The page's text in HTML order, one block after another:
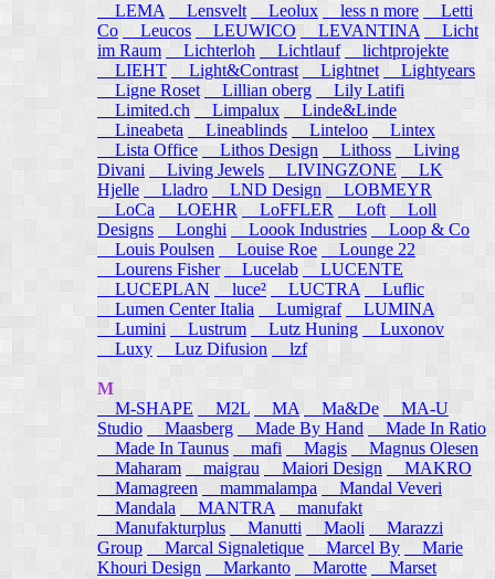
LEMA
Lensvelt Leolux less n more
Letti
Co
Leucos LEUWICO LEVANTINA
Licht
im Raum
Lichterloh Lichtlauf lichtprojekte
LIEHT
Light&Contrast Lightnet
Lightyears
Ligne Roset
Lillian oberg
Lily Latifi
Limited.ch
Limpalux
Linde&Linde
Lineabeta
Lineablinds Linteloo
Lintex
Lista Office Lithos Design Lithoss
Living
Divani
Living Jewels LIVINGZONE
LK
Hjelle
Lladro LND Design
LOBMEYR
LoCa
LOEHR LoFFLER Loft
Loll
Designs
Longhi Loook Industries
Loop & Co
Louis Poulsen
Louise Roe
Lounge 22
Lourens Fisher
Lucelab
LUCENTE
LUCEPLAN
luce² LUCTRA
Luflic
Lumen Center Italia
Lumigraf
LUMINA
Lumini
Lustrum Lutz Huning
Luxonov
Luxy
Luz Difusion lzf
M
M-SHAPE
M2L MA Ma&De
MA-U
Studio
Maasberg Made By Hand
Made In Ratio
Made In Taunus
mafi Magis
Magnus Olesen
Maharam
maigrau Maiori Design
MAKRO
Mamagreen
mammalampa
Mandal Veveri
Mandala
MANTRA
manufakt
Manufakturplus
Manutti Maoli
Marazzi
Group
Marcal Signaletique Marcel By
Marie
Khouri Design
Markanto Marotte
Marset